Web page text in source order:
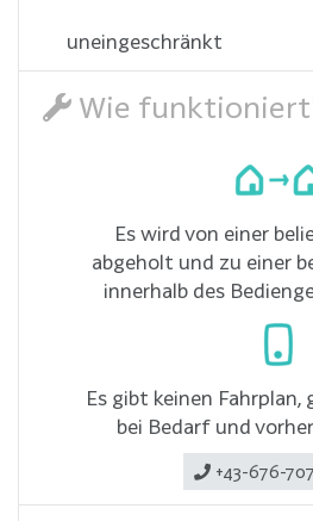
uneingeschränkt
Wie
Es wird von einer
abgeholt und zu einer
innerhalb des
Es gibt keinen
bei Bedarf und
+43-676-